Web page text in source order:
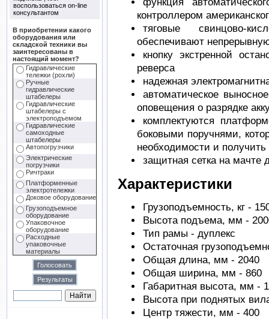
воспользоваться on-line
консультантом
В приобретении какого
оборудования или
складской техники вы
заинтересованы в
настоящий момент?
Гидравлические
тележки (рохли)
Ручные
гидравлические
штабелеры
Гидравлические
штабелеры с
электроподъемом
Гидравлические
самоходные
штабелеры
Автопогрузчики
Электрические
погрузчики
Ричтраки
Платформенные
электротележки
Доковое оборудование
Грузоподъемное
оборудование
Упаковочное
оборудование
Расходные
упаковочные
материалы
контроллером
тяговые свинцово-
обеспечивают
кнопку экстренной
реверса
надежная
автоматическое
оповещения о разрядке
комплектуются
боковыми поручнями,
необходимости и
защитная сетка на мачте
Характеристики
Грузоподъемность, кг -
Высота подъема, мм -
Тип рамы - дуплекс
Остаточная
Общая длина, мм - 2040
Общая ширина, мм - 860
Габаритная высота, мм -
Высота при поднятых
Центр тяжести, мм - 400